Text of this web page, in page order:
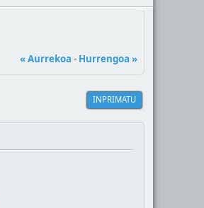
« Aurrekoa - Hurrengoa »
INPRIMATU